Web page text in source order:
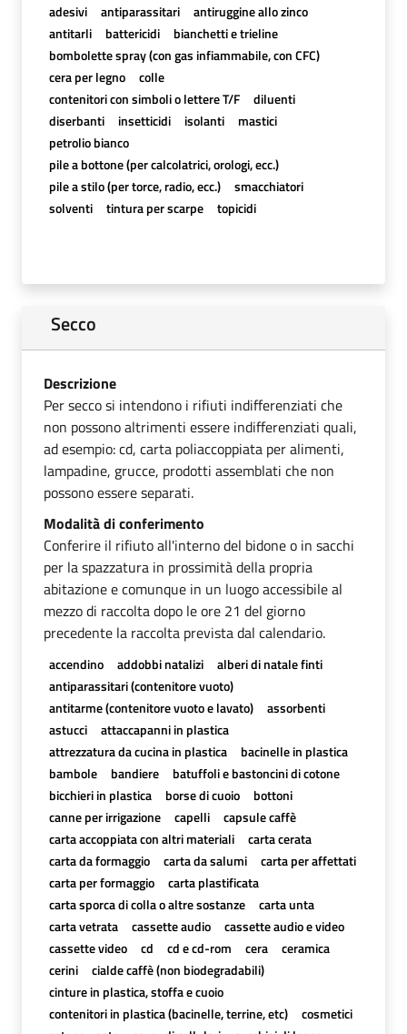
adesivi
antiparassitari
antiruggine allo zinco
antitarli
battericidi
bianchetti e trieline
bombolette spray (con gas infiammabile, con CFC)
cera per legno
colle
contenitori con simboli o lettere T/F
diluenti
diserbanti
insetticidi isolanti
mastici
petrolio bianco
pile a bottone (per calcolatrici, orologi, ecc.)
pile a stilo (per torce, radio, ecc.)
smacchiatori
solventi
tintura per scarpe topicidi
Secco
Descrizione
Per secco si intendono i rifiuti indifferenziati che
non possono altrimenti essere indifferenziati quali,
ad esempio: cd, carta poliaccoppiata per alimenti,
lampadine, grucce, prodotti assemblati che non
possono essere separati.
Modalità di conferimento
Conferire il rifiuto all'interno del bidone o in sacchi
per la spazzatura in prossimità della propria
abitazione e comunque in un luogo accessibile al
mezzo di raccolta dopo le ore 21 del giorno
precedente la raccolta prevista dal calendario.
accendino addobbi natalizi
alberi di natale finti
antiparassitari (contenitore vuoto)
antitarme (contenitore vuoto e lavato)
assorbenti
astucci
attaccapanni in plastica
attrezzatura da cucina in plastica
bacinelle in plastica
bambole
bandiere
batuffoli e bastoncini di cotone
bicchieri in plastica
borse di cuoio
bottoni
canne per irrigazione
capelli
capsule caffè
carta accoppiata con altri materiali
carta cerata
carta da formaggio
carta da salumi
carta per affettati
carta per formaggio
carta plastificata
carta sporca di colla o altre sostanze
carta unta
carta vetrata
cassette audio
cassette audio e video
cassette video
cd cd e cd-rom cera
ceramica
cerini
cialde caffè (non biodegradabili)
cinture in plastica, stoffa e cuoio
contenitori in plastica (bacinelle, terrine, etc)
cosmetici